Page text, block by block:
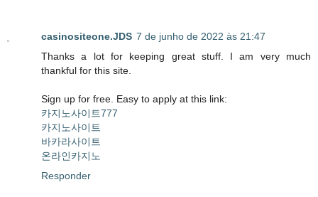
casinositeone.JDS 7 de junho de 2022 às 21:47
Thanks a lot for keeping great stuff. I am very much
thankful for this site.
Sign up for free. Easy to apply at this link:
카지노사이트777
카지노사이트
바카라사이트
온라인카지노
Responder